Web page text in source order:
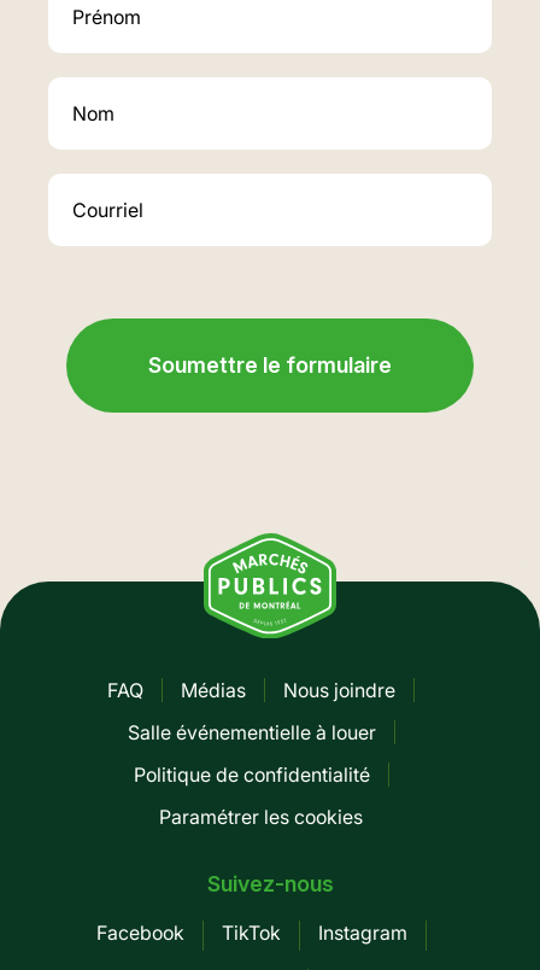
FAQ Médias
Nous joindre
Salle événementielle à louer
Politique de confidentialité
Paramétrer les cookies
Suivez-nous
Facebook TikTok
Instagram